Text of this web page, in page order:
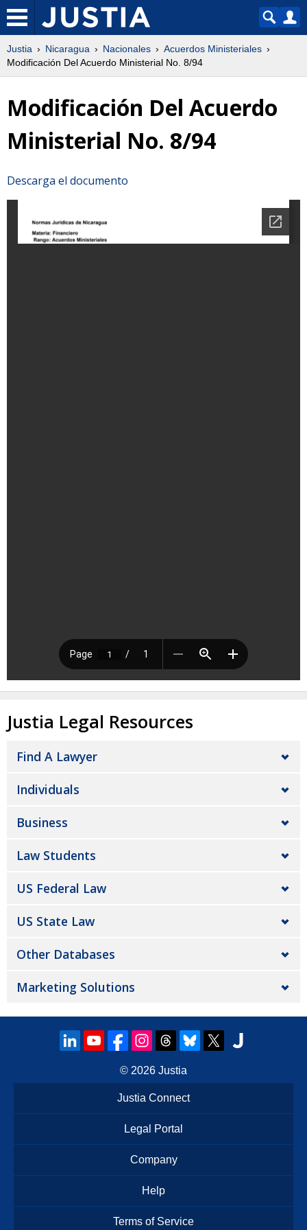
Justia Nicaragua Nacionales
Acuerdos Ministeriales
Modificación Del Acuerdo Ministerial No. 8/94
Modificación Del Acuerdo
Ministerial No. 8/94
Descarga el documento
Justia Legal Resources
Find A Lawyer
Individuals
Business
Law Students
US Federal Law
US State Law
Other Databases
Marketing Solutions
© 2026 Justia
Justia Connect
Legal Portal
Company
Help
Terms of Service